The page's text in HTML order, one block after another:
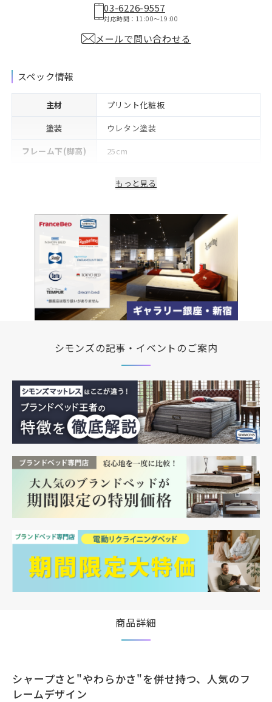
03-6226-9557
対応時間：11:00〜19:00
メールで問い合わせる
スペック情報
主材
プリント化粧板
塗装
ウレタン塗装
フレーム下(脚高)
25cm
コンセント付き
もっと見る
シモンズの記事・イベントのご案内
商品詳細
シャープさと"やわらかさ"を併せ持つ、人気のフ
レームデザイン